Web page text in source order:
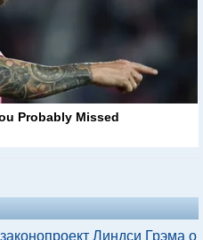
Probably Missed
Линдси Грэма о